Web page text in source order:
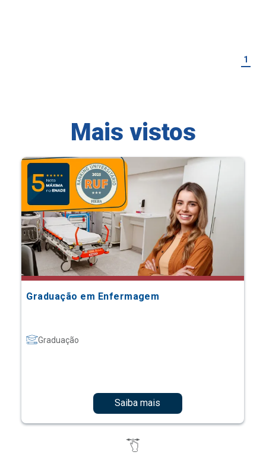
1
Mais vistos
Graduação em Enfermagem
Graduação
Saiba mais